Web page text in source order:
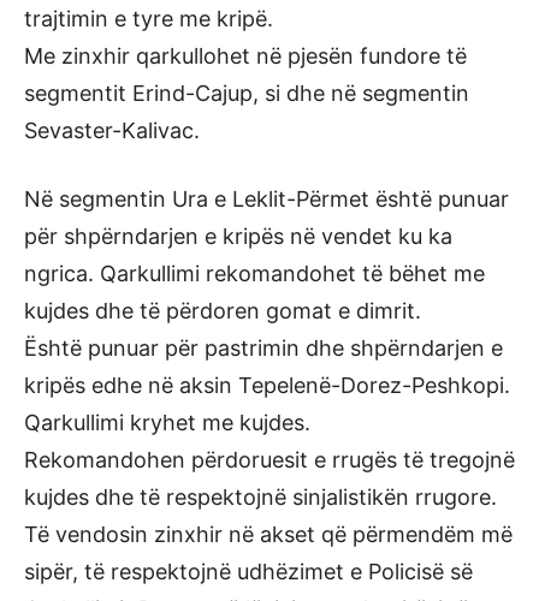
trajtimin e tyre me kripë.
Me zinxhir qarkullohet në pjesën fundore të
segmentit Erind-Cajup, si dhe në segmentin
Sevaster-Kalivac.
Në segmentin Ura e Leklit-Përmet është punuar
për shpërndarjen e kripës në vendet ku ka
ngrica. Qarkullimi rekomandohet të bëhet me
kujdes dhe të përdoren gomat e dimrit.
Është punuar për pastrimin dhe shpërndarjen e
kripës edhe në aksin Tepelenë-Dorez-Peshkopi.
Qarkullimi kryhet me kujdes.
Rekomandohen përdoruesit e rrugës të tregojnë
kujdes dhe të respektojnë sinjalistikën rrugore.
Të vendosin zinxhir në akset që përmendëm më
sipër, të respektojnë udhëzimet e Policisë së